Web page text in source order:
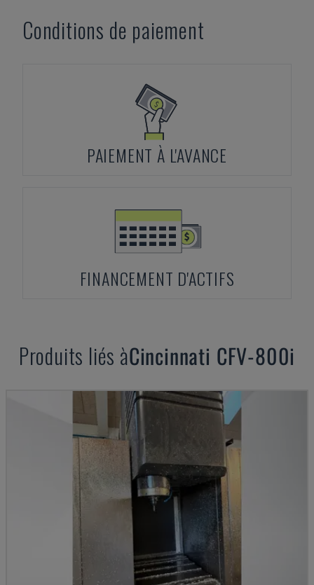
Conditions de paiement
PAIEMENT À L'AVANCE
FINANCEMENT D'ACTIFS
Produits liés àCincinnati CFV-800i